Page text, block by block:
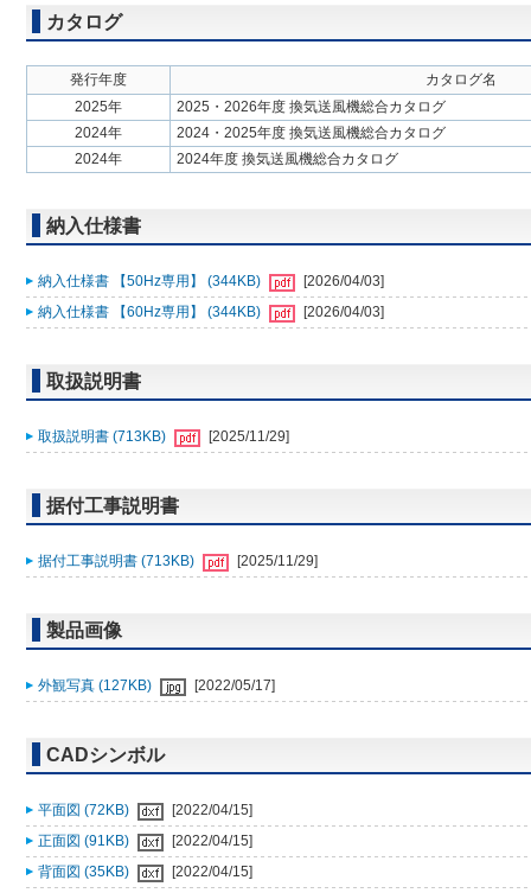
カタログ
発行年度
カタログ名
2025年
2025・2026年度 換気送風機総合カタログ
2024年
2024・2025年度 換気送風機総合カタログ
2024年
2024年度 換気送風機総合カタログ
納入仕様書
納入仕様書 【50Hz専用】 (344KB)
[2026/04/03]
納入仕様書 【60Hz専用】 (344KB)
[2026/04/03]
取扱説明書
取扱説明書 (713KB) [2025/11/29]
据付工事説明書
据付工事説明書 (713KB) [2025/11/29]
製品画像
外観写真 (127KB) [2022/05/17]
CADシンボル
平面図 (72KB)
[2022/04/15]
正面図 (91KB)
[2022/04/15]
背面図 (35KB)
[2022/04/15]